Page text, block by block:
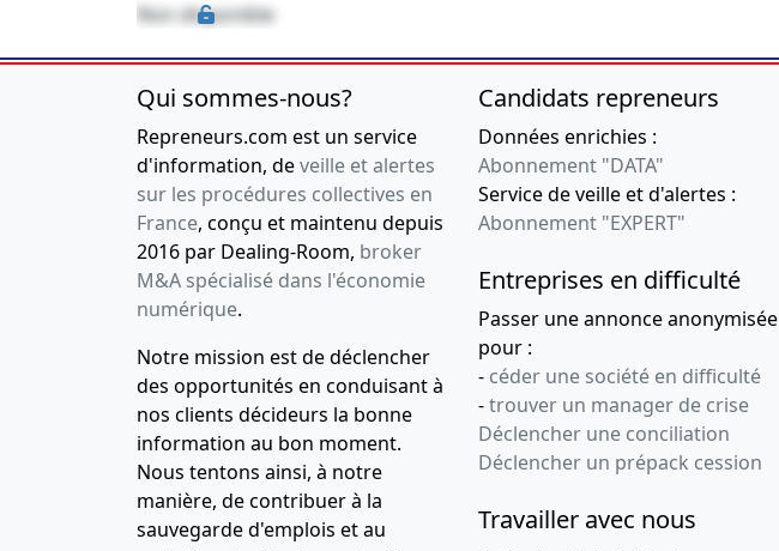
Non disponible
Qui sommes-nous?
Repreneurs.com est un service
d'information, deveille et alertes
sur les procédures collectives en
France, conçu et maintenu depuis
2016 par Dealing-Room, broker
M&A spécialisé dans l'économie
numérique.
Notre mission est de déclencher
des opportunités en conduisant à
nos clients décideurs la bonne
information au bon moment.
Nous tentons ainsi, à notre
manière, de contribuer à la
sauvegarde d'emplois et au
Candidats repreneurs
Données enrichies :
Abonnement "DATA"
Service de veille et d'alertes :
Abonnement "EXPERT"
Entreprises en difficulté
Passer une annonce anonymisée
pour :
- céder une société en difficulté
-trouver un manager de crise
Déclencher une conciliation
Déclencher un prépack cession
Travailler avec nous